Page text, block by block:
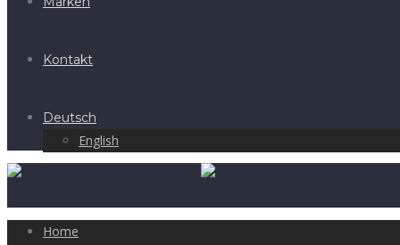
Kontakt
Deutsch
English
Home